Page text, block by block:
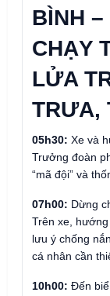
BÌNH
CHẠY
LỬA
TRƯA,
05h30: Xe và
Trưởng đoàn
“mã đội” và
07h00: Dừng
Trên xe,
lưu ý chống
cá nhân cần
10h00: Đến